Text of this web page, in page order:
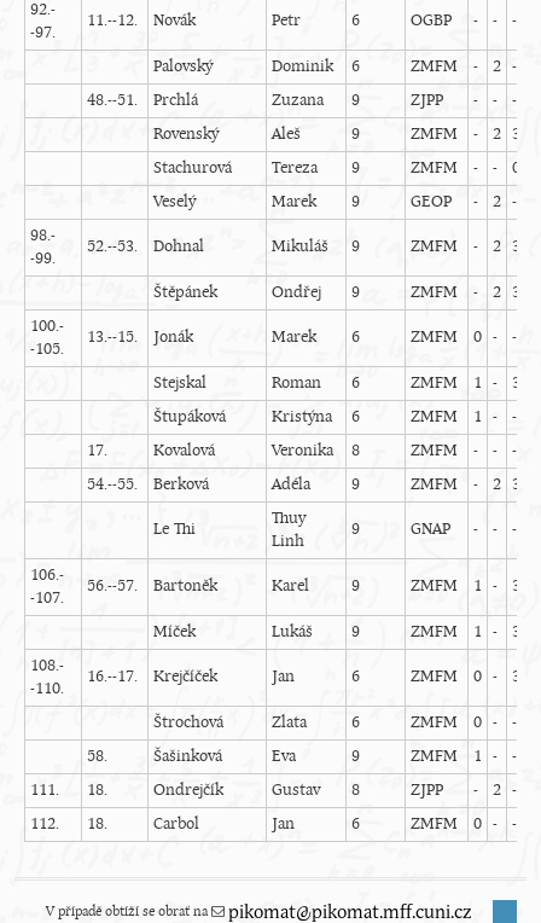
92.-
-97.
11.--12. Novák Petr 6 OGBP - - -
Palovský Dominik 6 ZMFM - 2 -
48.--51.
Prchlá Zuzana 9 ZJPP - - -
Rovenský
Aleš 9 ZMFM - 2 3
Stachurová
Tereza 9 ZMFM - - 0
Veselý
Marek 9 GEOP - 2 -
98.-
-99.
52.--53. Dohnal Mikuláš 9 ZMFM - 2 3
Štěpánek Ondřej 9 ZMFM - 2 3
100.-
-105.
13.--15. Jonák Marek 6 ZMFM 0 - -
Stejskal Roman 6 ZMFM 1 - 3
Štupáková
Kristýna 6 ZMFM 1 - -
17.
Kovalová Veronika 8 ZMFM - - -
54.--55.
Berková Adéla 9 ZMFM - 2 3
Le Thi
Thuy
Linh
9 GNAP - - -
106.-
-107.
56.--57. Bartoněk Karel 9 ZMFM 1 - 3
Míček Lukáš 9 ZMFM 1 - 3
108.-
-110.
16.--17. Krejčíček Jan 6 ZMFM 0 - 3
Štrochová Zlata 6 ZMFM 0 - -
58.
Šašinková Eva 9 ZMFM 1 - -
111.
18. Ondrejčík Gustav 8 ZJPP - 2 -
112.
18. Carbol Jan 6 ZMFM 0 - -
V případě obtíží se obrať na